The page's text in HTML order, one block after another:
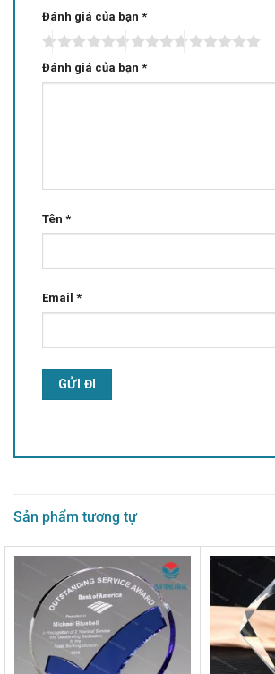
Đánh giá của bạn *
Đánh giá của bạn *
Tên *
Email *
Sản phẩm tương tự